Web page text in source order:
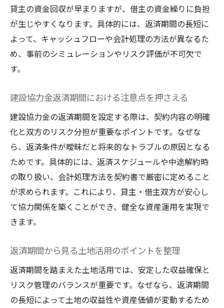
貸主の資金回収が早まりますが、借主の資金繰りに負担
が生じやすくなります。具体的には、返済期間の長短に
よって、キャッシュフローや会計処理の方法が異なるた
め、事前のシミュレーションやリスク評価が不可欠で
す。
建設協力金返済期間における注意点を押さえる
建設協力金の返済期間を設定する際は、契約内容の明確
化と双方のリスク分担が重要なポイントです。なぜな
ら、返済条件が曖昧だと将来的なトラブルの原因となる
ためです。具体的には、返済スケジュールや中途解約時
の取り扱い、会計処理方法を契約書で厳密に定めること
が求められます。これにより、貸主・借主双方が安心し
て協力関係を築くことができ、健全な資産運用を実現で
きます。
返済期間から見る土地活用のポイントを整理
返済期間を踏まえた土地活用では、安定した収益確保と
リスク管理のバランスが重要です。なぜなら、返済期間
の長短によって土地の収益性や資産価値が変動するため